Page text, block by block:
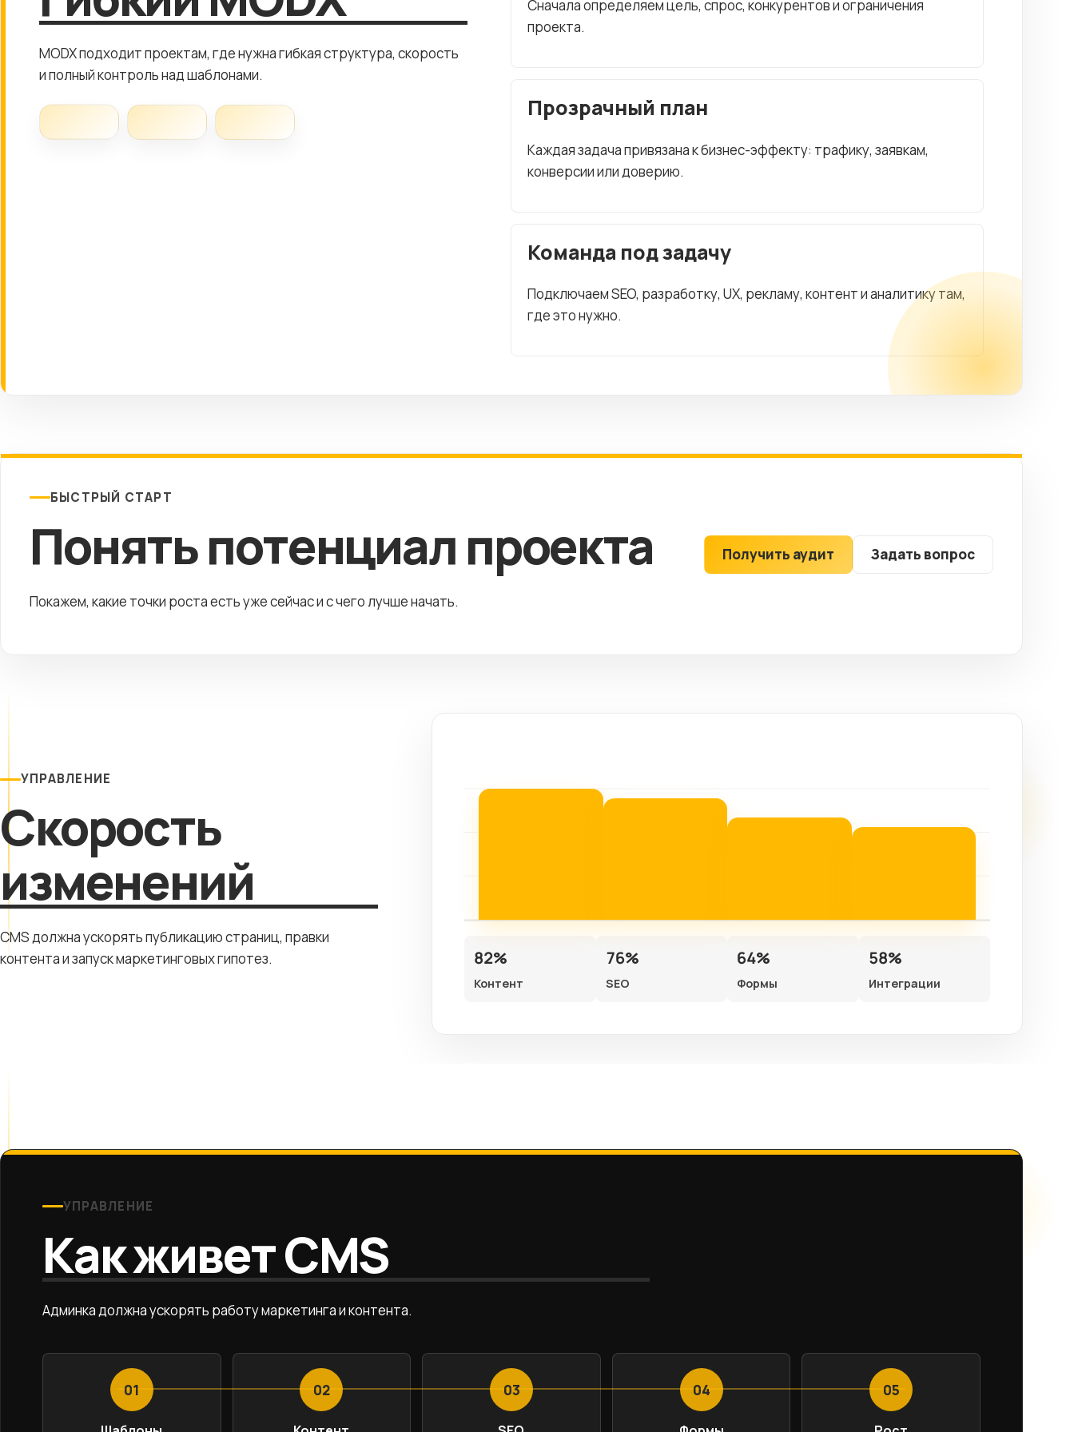
MODX подходит проектам, где нужна гибкая структура, скорость
и полный контроль над шаблонами.
Сначала определяем цель, спрос, конкурентов и ограничения
проекта.
Прозрачный план
Каждая задача привязана к бизнес-эффекту: трафику, заявкам,
конверсии или доверию.
Команда под задачу
Подключаем SEO, разработку, UX, рекламу, контент и аналитику там,
где это нужно.
БЫСТРЫЙ СТАРТ
Понять потенциал проекта
Покажем, какие точки роста есть уже сейчас и с чего лучше начать.
Получить аудит Задать вопрос
УПРАВЛЕНИЕ
Скорость
изменений
CMS должна ускорять публикацию страниц, правки
контента и запуск маркетинговых гипотез.
82%
Контент
76%
SEO
64%
Формы
58%
Интеграции
УПРАВЛЕНИЕ
Как живет CMS
Админка должна ускорять работу маркетинга и контента.
01 02 03 04 05